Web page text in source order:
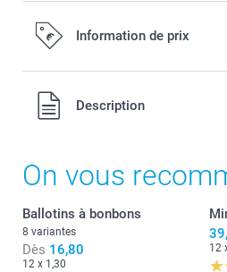
Information de prix
Tous les prix sont en EURO (€),
port.
Description
On vous
Ballotins à bonbons
8 variantes
Dès 16,80
12 x 1,30
12